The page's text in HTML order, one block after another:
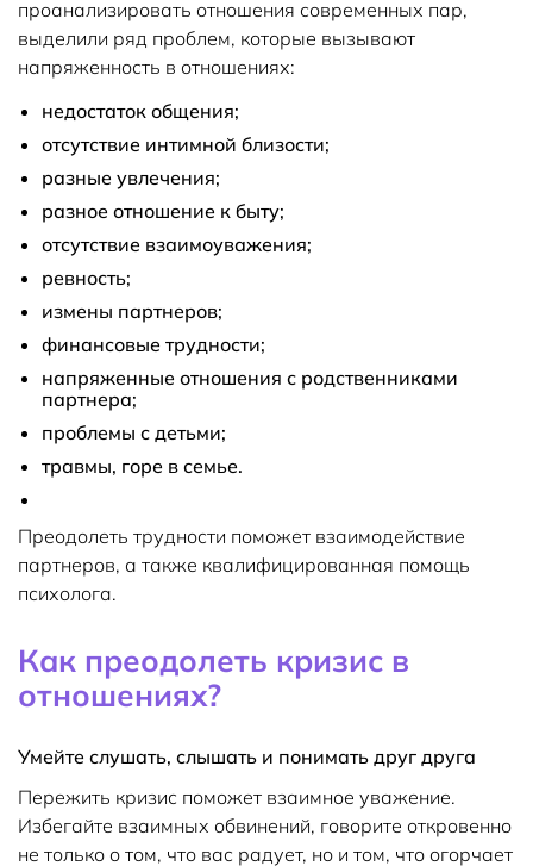
проанализировать отношения современных пар,
выделили ряд проблем, которые вызывают
напряженность в отношениях:
недостаток общения;
отсутствие интимной близости;
разные увлечения;
разное отношение к быту;
отсутствие взаимоуважения;
ревность;
измены партнеров;
финансовые трудности;
напряженные отношения с родственниками
партнера;
проблемы с детьми;
травмы, горе в семье.
Преодолеть трудности поможет взаимодействие
партнеров, а также квалифицированная помощь
психолога.
Как преодолеть кризис в
отношениях?
Умейте слушать, слышать и понимать друг друга
Пережить кризис поможет взаимное уважение.
Избегайте взаимных обвинений, говорите откровенно
не только о том, что вас радует, но и том, что огорчает